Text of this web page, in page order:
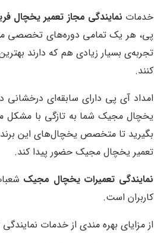
خدمات نمایندگی مجاز تعمیر یخچال
پی، هر یک تمامی دوره‌های تخصصی
تجربه‌ی بسیار زیادی هم که دارند
کنند.
امداد آی پی دارای سابقه‌ای درخشانی
یخچال مجیک شما به تازگی با مشکل
بگیرید تا متخصص یخچال‌های این
تعمیر یخچال مجیک حضور پیدا کند.
نمایندگی تعمیرات یخچال مجیک
کاربران است.
از مزایای بهره مندی از خدمات